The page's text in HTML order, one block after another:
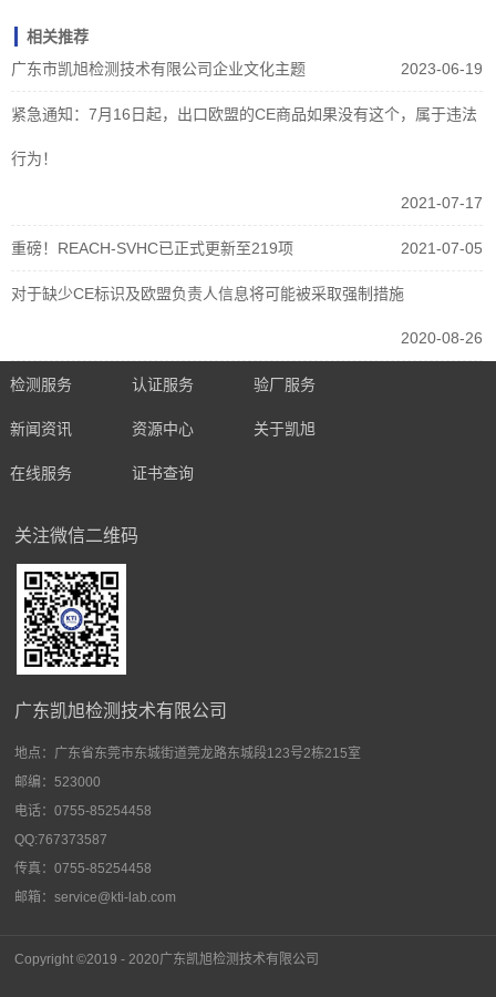
相关推荐
广东市凯旭检测技术有限公司企业文化主题
2023-06-19
紧急通知：7月16日起，出口欧盟的CE商品如果没有这个，属于违法
行为！
2021-07-17
重磅！REACH-SVHC已正式更新至219项 2021-07-05
对于缺少CE标识及欧盟负责人信息将可能被采取强制措施
2020-08-26
检测服务 认证服务 验厂服务
新闻资讯 资源中心 关于凯旭
在线服务 证书查询
关注微信二维码
广东凯旭检测技术有限公司
地点： 广东省东莞市东城街道莞龙路东城段123号2栋215室
邮编：523000
电话：0755-85254458
QQ:767373587
传真：0755-85254458
邮箱：service@kti-lab.com
Copyright ©2019 - 2020广东凯旭检测技术有限公司